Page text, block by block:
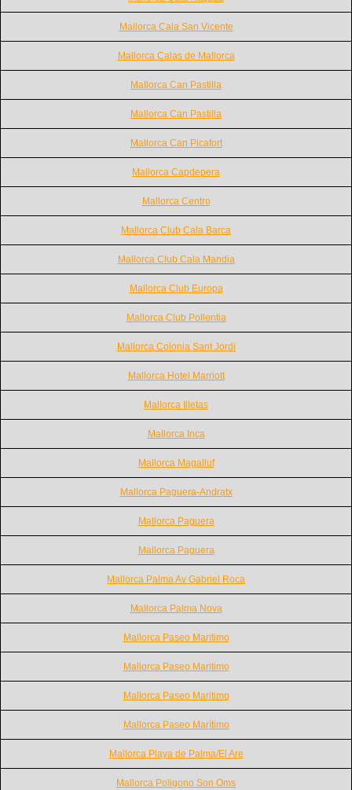
Mallorca Cala San Vicente
Mallorca Calas de Mallorca
Mallorca Can Pastilla
Mallorca Can Pastilla
Mallorca Can Picafort
Mallorca Capdepera
Mallorca Centro
Mallorca Club Cala Barca
Mallorca Club Cala Mandia
Mallorca Club Europa
Mallorca Club Pollentia
Mallorca Colonia Sant Jordi
Mallorca Hotel Marriott
Mallorca Illetas
Mallorca Inca
Mallorca Magalluf
Mallorca Paguera-Andratx
Mallorca Paguera
Mallorca Paguera
Mallorca Palma Av Gabriel Roca
Mallorca Palma Nova
Mallorca Paseo Maritimo
Mallorca Paseo Maritimo
Mallorca Paseo Maritimo
Mallorca Paseo Marítimo
Mallorca Playa de Palma/El Are
Mallorca Poligono Son Oms